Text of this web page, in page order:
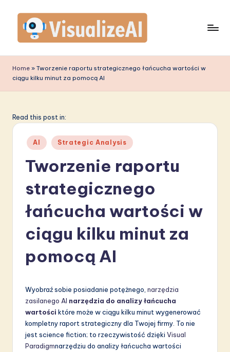
content
is
u
li
Home » Tworzenie raportu strategicznego łańcucha wartości w
ciągu kilku minut za pomocą AI
Read this post in:
Posted
in
AI Strategic Analysis
Tworzenie raportu
strategicznego
łańcucha wartości w
ciągu kilku minut za
pomocą AI
Wyobraź sobie posiadanie potężnego, narzędzia
zasilanego AI narzędzia do analizy łańcucha
wartości które może w ciągu kilku minut wygenerować
kompletny raport strategiczny dla Twojej firmy. To nie
jest science fiction; to rzeczywistość dzięki Visual
Paradigmnarzędziu do analizy łańcucha wartości